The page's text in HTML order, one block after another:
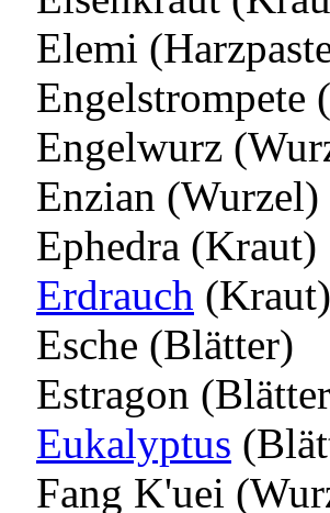
Elemi
Engelstrompete
Engelwurz
Enzian (Wurzel)
Ephedra (Kraut)
Erdrauch (Kraut)
Esche (Blätter)
Estragon
Eukalyptus
Fang K'uei